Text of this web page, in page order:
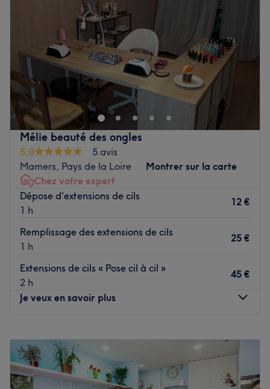
22:00
19:00
Dimanche
Fermé
Bienvenue chez Écrin de soie et Maison Esmée situé à La
Ricamarie. Oubliez vos soucis du quotidien et prenez le
temps de reposer votre corps et votre esprit grâce à des
prestations sur mesure adaptées à vos besoins.
L’équipe
Melina est aux petits soins pour sa clientèle.
Nos coups de cœur :
L’atmosphère : une ambiance conviviale dans un institut
moderne où l’on se sent détendu.
La spécialité de l’établissement : les massages.
Mélie beauté des ongles
5,0
5 avis
Mamers, Pays de la Loire
Montrer sur la carte
Chez votre expert
Dépose d'extensions de cils
1 h
12 €
Remplissage des extensions de cils
1 h
25 €
Extensions de cils « Pose cil à cil »
2 h
45 €
Je veux en savoir plus
Mardi
09:00
18:00
Mercredi
Fermé
Jeudi
18:00